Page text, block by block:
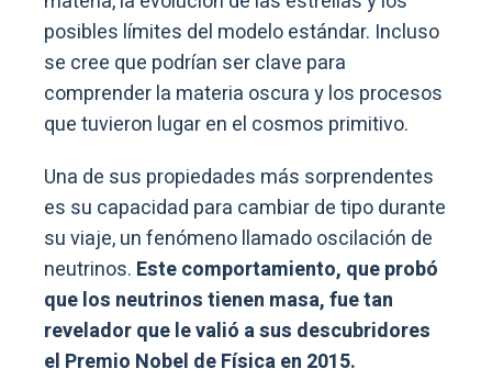
posibles límites del modelo estándar. Incluso
se cree que podrían ser clave para
comprender la materia oscura y los procesos
que tuvieron lugar en el cosmos primitivo.
Una de sus propiedades más sorprendentes
es su capacidad para cambiar de tipo durante
su viaje, un fenómeno llamado oscilación de
neutrinos. Este comportamiento, que probó
que los neutrinos tienen masa, fue tan
revelador que le valió a sus descubridores
el Premio Nobel de Física en 2015.